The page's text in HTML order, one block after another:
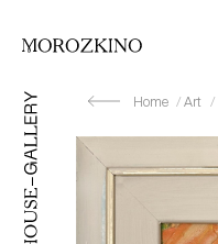
Home Art